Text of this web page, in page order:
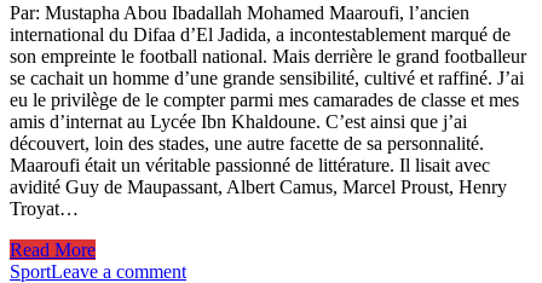
Par: Mustapha Abou Ibadallah Mohamed Maaroufi, l’ancien
international du Difaa d’El Jadida, a incontestablement marqué de
son empreinte le football national. Mais derrière le grand footballeur
se cachait un homme d’une grande sensibilité, cultivé et raffiné. J’ai
eu le privilège de le compter parmi mes camarades de classe et mes
amis d’internat au Lycée Ibn Khaldoune. C’est ainsi que j’ai
découvert, loin des stades, une autre facette de sa personnalité.
Maaroufi était un véritable passionné de littérature. Il lisait avec
avidité Guy de Maupassant, Albert Camus, Marcel Proust, Henry
Troyat…
Read More
SportLeave a comment